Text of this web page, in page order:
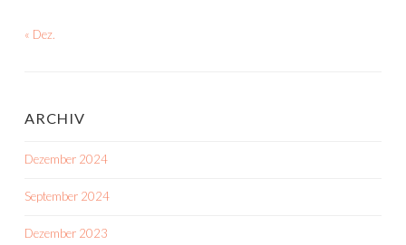
« Dez.
ARCHIV
Dezember 2024
September 2024
Dezember 2023